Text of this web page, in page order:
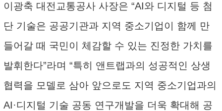
이광축 대전교통공사 사장은 “AI와 디지털 등 첨
단 기술은 공공기관과 지역 중소기업이 함께 만
들어갈 때 국민이 체감할 수 있는 진정한 가치를
발휘한다”라며 “특히 앤트랩과의 성공적인 상생
협력을 모델로 삼아 앞으로도 지역 중소기업과의
AI·디지털 기술 공동 연구개발을 더욱 확대해 공